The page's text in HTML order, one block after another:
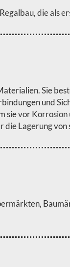
die als
Sie
und
vor
Lagerung